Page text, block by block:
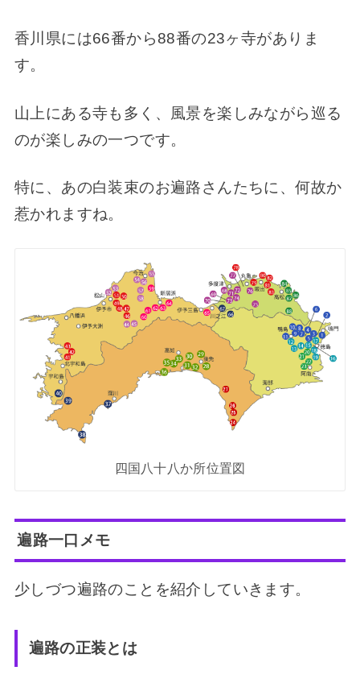
香川県には66番から88番の23ヶ寺がありま
す。
山上にある寺も多く、風景を楽しみながら巡る
のが楽しみの一つです。
特に、あの白装束のお遍路さんたちに、何故か
惹かれますね。
四国八十八か所位置図
遍路一口メモ
少しづつ遍路のことを紹介していきます。
遍路の正装とは